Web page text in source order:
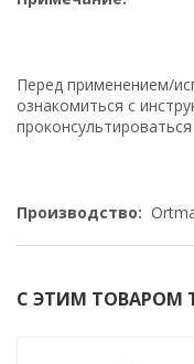
Перед применением/
ознакомиться с
Производство:
С ЭТИМ ТОВАРОМ